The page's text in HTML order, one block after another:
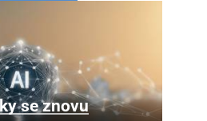
se znovu